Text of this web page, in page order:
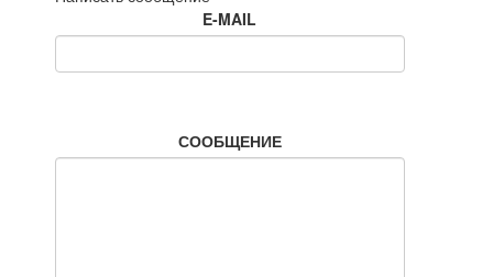
E-MAIL
СООБЩЕНИЕ